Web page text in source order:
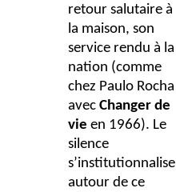
retour salutaire à
la maison, son
service rendu à la
nation (comme
chez Paulo Rocha
avec Changer de
vie en 1966). Le
silence
s’institutionnalise
autour de ce